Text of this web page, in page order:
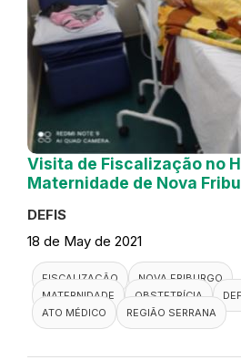
Visita de Fiscalização no
Maternidade de Nova
DEFIS
18 de May de 2021
FISCALIZAÇÃO
NOVA FRIBURGO
MATERNIDADE
OBSTETRÍCIA
ATO MÉDICO
REGIÃO SERRANA